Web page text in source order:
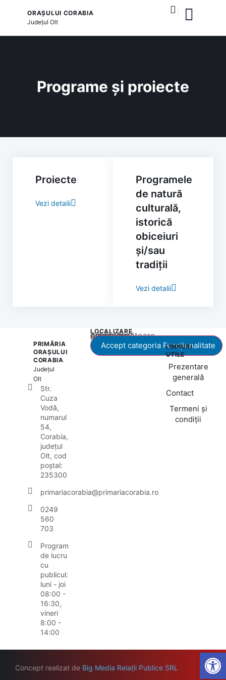
ORAȘULUI CORABIA
JudețulOlt
Programe și proiecte
Proiecte
Vezi detalii
Programele
de natură
culturală,
istorică
obiceiuri
și/sau
tradiții
Vezi detalii
PRIMĂRIA
ORAȘULUI
CORABIA
Județul
Olt
Str.
Cuza
Vodă,
numarul
54,
Corabia,
județul
Olt, cod
poștal:
235300
primariacorabia@primariacorabia.ro
0249
560
703
Program
de lucru
cu
publicul:
luni - joi
08:00 -
16:30,
vineri
8:00 -
14:00
LOCALIZARE
Acest conținut este blocat până când acceptați categoria corespunzătoare de cookie-uri.
Accept categoria Funcționalitate
LINKURI
UTILE
Prezentare
generală
Contact
Termeni și
condiții
Concept realizat de Big Media Relații Publice SRL